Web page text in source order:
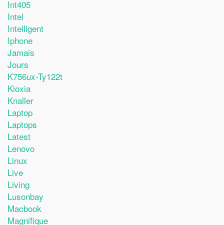
Int405
Intel
Intelligent
Iphone
Jamais
Jours
K756ux-Ty122t
Kioxia
Knaller
Laptop
Laptops
Latest
Lenovo
Linux
Live
Living
Lusonbay
Macbook
Magnifique